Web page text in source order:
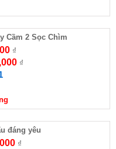
Cầm 2 Sọc Chìm
₫
₫
đáng yêu
₫